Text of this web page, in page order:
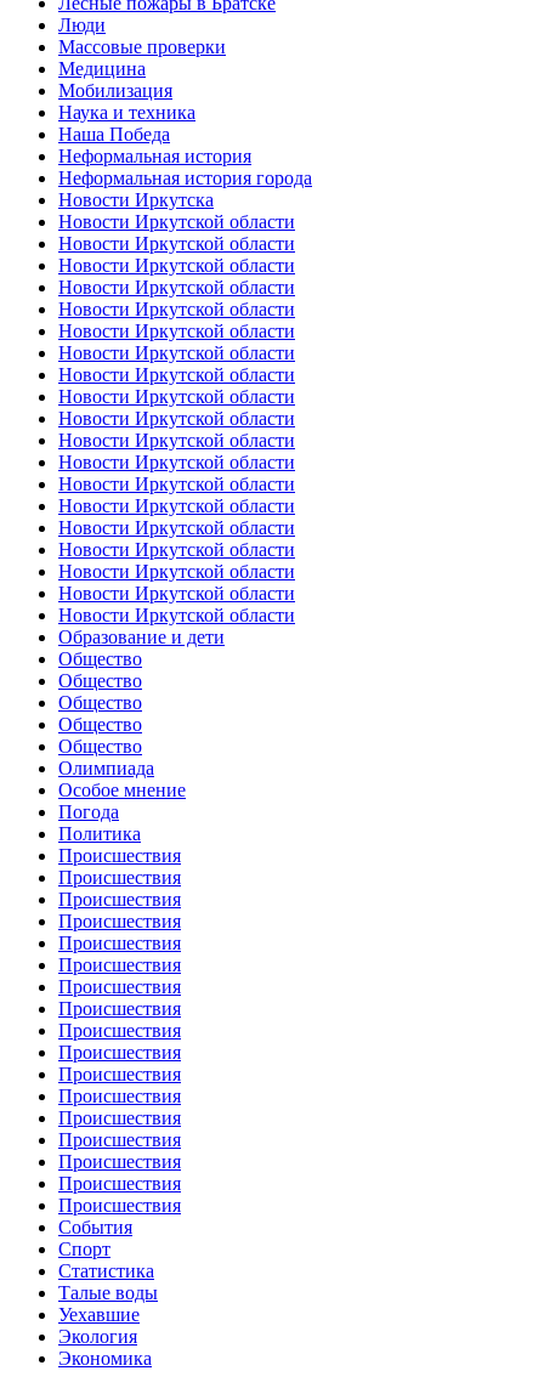
Люди
Массовые проверки
Медицина
Мобилизация
Наука и техника
Наша Победа
Неформальная история
Неформальная история города
Новости Иркутска
Новости Иркутской области
Новости Иркутской области
Новости Иркутской области
Новости Иркутской области
Новости Иркутской области
Новости Иркутской области
Новости Иркутской области
Новости Иркутской области
Новости Иркутской области
Новости Иркутской области
Новости Иркутской области
Новости Иркутской области
Новости Иркутской области
Новости Иркутской области
Новости Иркутской области
Новости Иркутской области
Новости Иркутской области
Новости Иркутской области
Новости Иркутской области
Образование и дети
Общество
Общество
Общество
Общество
Общество
Олимпиада
Особое мнение
Погода
Политика
Происшествия
Происшествия
Происшествия
Происшествия
Происшествия
Происшествия
Происшествия
Происшествия
Происшествия
Происшествия
Происшествия
Происшествия
Происшествия
Происшествия
Происшествия
Происшествия
Происшествия
События
Спорт
Статистика
Талые воды
Уехавшие
Экология
Экономика